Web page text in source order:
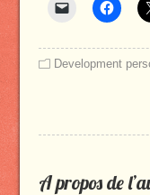
Development
A propos de